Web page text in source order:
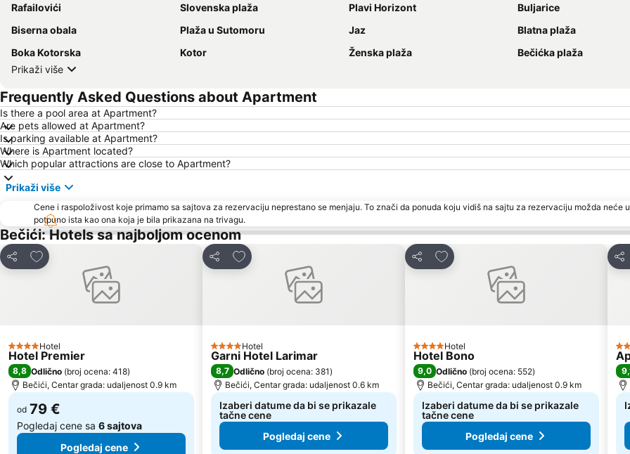
Rafailovići Slovenska plaža Plavi Horizont
Buljarice
Biserna obala
Plaža u Sutomoru Jaz
Blatna plaža
Boka Kotorska
Kotor Ženska plaža
Bečićka plaža
Prikaži više
Frequently Asked Questions about Apartment
Is there a pool area at Apartment?
Are pets allowed at Apartment?
Is parking available at Apartment?
Where is Apartment located?
Which popular attractions are close to Apartment?
Prikaži više
Cene i raspoloživost koje primamo sa sajtova za rezervaciju neprestano se menjaju. To znači da ponuda koju vidiš na sajtu za rezervaciju možda neće
potpuno ista kao ona koja je bila prikazana na trivagu.
Bečići: Hotels sa najboljom ocenom
Deli
Dodati u favorite
4 Zvezdice
Hotel
Hotel Premier
8,8 Odlično (broj ocena: 418)
Bečići, Centar grada: udaljenost 0.9 km
od 79 €
Pogledaj cene sa 6 sajtova
Pogledaj cene
Deli
Dodati u favorite
4 Zvezdice
Hotel
Garni Hotel Larimar
8,7 Odlično (broj ocena: 381)
Bečići, Centar grada: udaljenost 0.6 km
Izaberi datume da bi se prikazale
tačne cene
Pogledaj cene
Deli
Dodati u favorite
4 Zvezdice
Hotel
Hotel Bono
9,0 Odlično (broj ocena: 552)
Bečići, Centar grada: udaljenost 0.9 km
Izaberi datume da bi se prikazale
tačne cene
Pogledaj cene
Deli
4